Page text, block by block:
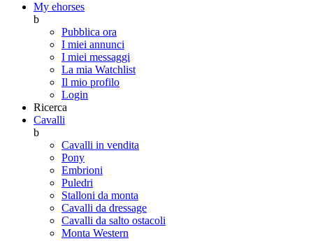
My ehorses
b
Pubblica ora
I miei annunci
I miei messaggi
La mia Watchlist
Il mio profilo
Login
Ricerca
Cavalli
b
Cavalli in vendita
Pony
Embrioni
Puledri
Stalloni da monta
Cavalli da dressage
Cavalli da salto ostacoli
Monta Western